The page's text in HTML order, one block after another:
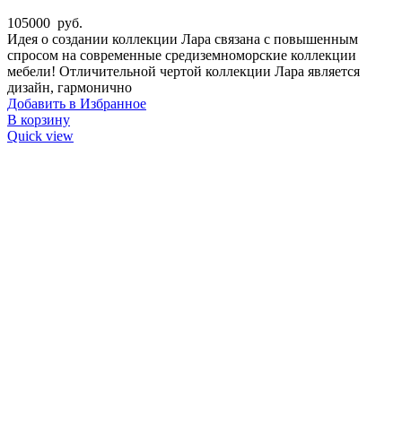
105000 руб.
Идея о создании коллекции Лара связана с повышенным
спросом на современные средиземноморские коллекции
мебели! Отличительной чертой коллекции Лара является
дизайн, гармонично
Добавить в Избранное
В корзину
Quick view